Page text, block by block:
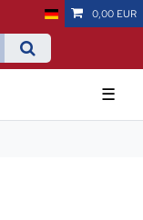
0,00 EUR
☰